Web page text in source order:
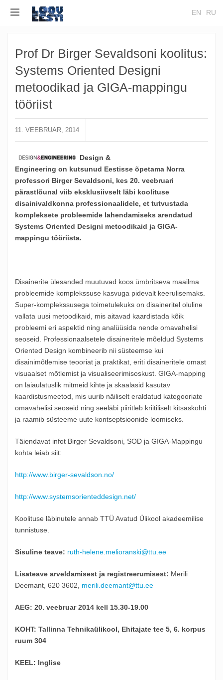
RU
EN
Prof Dr Birger Sevaldsoni koolitus:
Systems Oriented Designi
metoodikad ja GIGA-mappingu
tööriist
11. VEEBRUAR, 2014
Design &
Engineering on kutsunud Eestisse õpetama Norra
professori Birger Sevaldsoni, kes 20. veebruari
pärastlõunal viib eksklusiivselt läbi koolituse
disainivaldkonna professionaalidele, et tutvustada
kompleksete probleemide lahendamiseks arendatud
Systems Oriented Designi metoodikaid ja GIGA-
mappingu tööriista.
Disainerite ülesanded muutuvad koos ümbritseva maailma
probleemide komplekssuse kasvuga pidevalt keerulisemaks.
Super-komplekssusega toimetulekuks on disaineritel oluline
vallata uusi metoodikaid, mis aitavad kaardistada kõik
probleemi eri aspektid ning analüüsida nende omavahelisi
seoseid. Professionaalsetele disaineritele mõeldud Systems
Oriented Design kombineerib nii süsteemse kui
disainimõtlemise teooriat ja praktikat, eriti disaineritele omast
visuaalset mõtlemist ja visualiseerimisoskust. GIGA-mapping
on laiaulatuslik mitmeid kihte ja skaalasid kasutav
kaardistusmeetod, mis uurib näiliselt eraldatud kategooriate
omavahelisi seoseid ning seeläbi piiritleb kriitiliselt kitsaskohti
ja raamib süsteeme uute kontseptsioonide loomiseks.
Täiendavat infot Birger Sevaldsoni, SOD ja GIGA-Mappingu
kohta leiab siit:
http://www.birger-sevaldson.no/
http://www.systemsorienteddesign.net/
Koolituse läbinutele annab TTÜ Avatud Ülikool akadeemilise
tunnistuse.
Sisuline teave: ruth-helene.melioranski@ttu.ee
Lisateave arveldamisest ja registreerumisest: Merili
Deemant, 620 3602, merili.deemant@ttu.ee
AEG: 20. veebruar 2014 kell 15.30-19.00
KOHT: Tallinna Tehnikaülikool, Ehitajate tee 5, 6. korpus
ruum 304
KEEL: Inglise